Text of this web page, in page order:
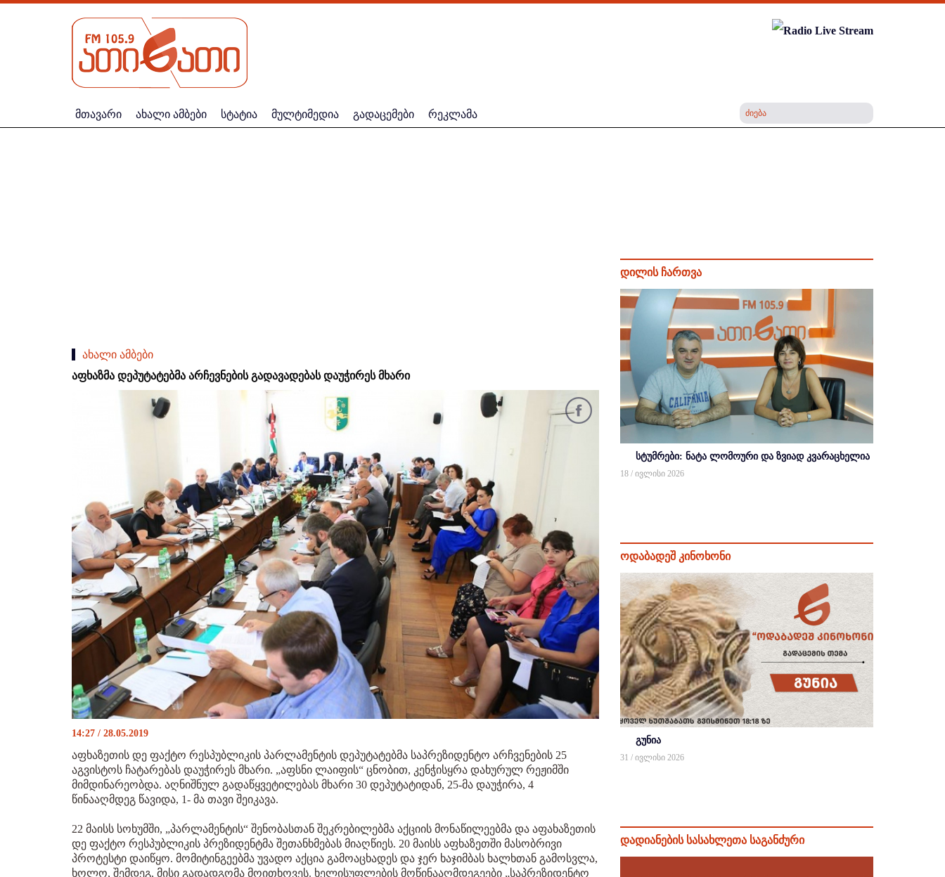
მთავარი ახალი ამბები სტატია მულტიმედია გადაცემები რეკლამა
ახალი ამბები
აფხაზმა დეპუტატებმა არჩევნების გადავადებას დაუჭირეს მხარი
14:27 / 28.05.2019
აფხაზეთის დე ფაქტო რესპუბლიკის პარლამენტის დეპუტატებმა საპრეზიდენტო არჩვენების 25
აგვისტოს ჩატარებას დაუჭირეს მხარი. „აფსნი ლაიფის“ ცნობით, კენჭისყრა დახურულ რეჟიმში
მიმდინარეობდა. აღნიშნულ გადაწყვეტილებას მხარი 30 დეპუტატიდან, 25-მა დაუჭირა, 4
წინააღმდეგ წავიდა, 1- მა თავი შეიკავა.
22 მაისს სოხუმში, „პარლამენტის“ შენობასთან შეკრებილებმა აქციის მონაწილეებმა და აფახაზეთის
დე ფაქტო რესპუბლიკის პრეზიდენტმა შეთანხმებას მიაღწიეს. 20 მაისს აფხაზეთში მასობრივი
პროტესტი დაიწყო. მომიტინგეებმა უვადო აქცია გამოაცხადეს და ჯერ ხაჯიმბას ხალხთან გამოსვლა,
ხოლო, შემდეგ, მისი გადადგომა მოითხოვეს. ხელისუფლების მოწინააღმდეგეები „საპრეზიდენტო
დილის ჩართვა
სტუმრები: ნატა ლომოური და ზვიად კვარაცხელია
18 / ივლისი 2026
ოდაბადეშ კინოხონი
გუნია
31 / ივლისი 2026
დადიანების სასახლეთა საგანძური